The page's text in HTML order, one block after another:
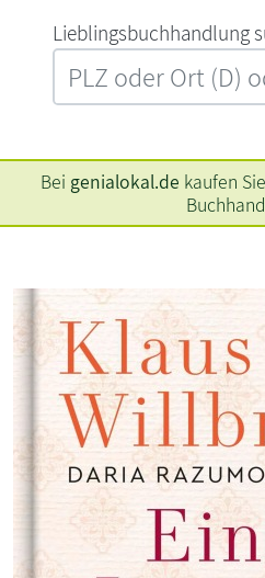
L‍i‍e‍b‍l‍i‍n‍g‍s‍b‍u‍c‍h‍h‍a‍n‍d‍l‍u‍n‍g‍
Bei genialokal.de kaufen